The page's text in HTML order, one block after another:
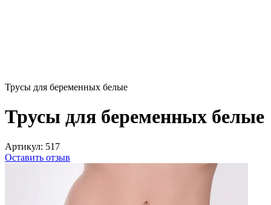
Трусы для беременных белые
Трусы для беременных белые
Артикул: 517
Оставить отзыв